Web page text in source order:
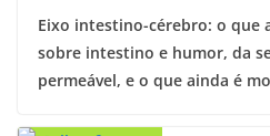
Eixo intestino-cérebro: o que
sobre intestino e humor, da
permeável, e o que ainda é